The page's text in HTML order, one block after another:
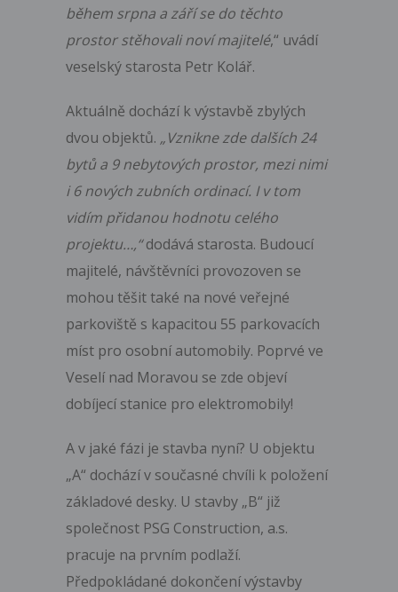
během srpna a září se do těchto
prostor stěhovali noví majitelé,“ uvádí
veselský starosta Petr Kolář.
Aktuálně dochází k výstavbě zbylých
dvou objektů. „Vznikne zde dalších 24
bytů a 9 nebytových prostor, mezi nimi
i 6 nových zubních ordinací. I v tom
vidím přidanou hodnotu celého
projektu…,“dodává starosta. Budoucí
majitelé, návštěvníci provozoven se
mohou těšit také na nové veřejné
parkoviště s kapacitou 55 parkovacích
míst pro osobní automobily. Poprvé ve
Veselí nad Moravou se zde objeví
dobíjecí stanice pro elektromobily!
A v jaké fázi je stavba nyní? U objektu
„A“ dochází v současné chvíli k položení
základové desky. U stavby „B“ již
společnost PSG Construction, a.s.
pracuje na prvním podlaží.
Předpokládané dokončení výstavby